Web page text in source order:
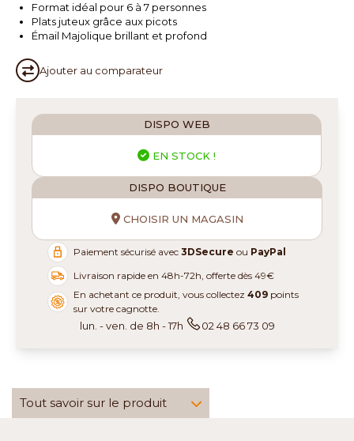
Format idéal pour 6 à 7 personnes
Plats juteux grâce aux picots
Émail Majolique brillant et profond
Ajouter au comparateur
DISPO WEB
EN STOCK !
DISPO BOUTIQUE
CHOISIR UN MAGASIN
Paiement sécurisé avec3DSecure ou PayPal
Livraison rapide en 48h-72h, offerte dès 49€
En achetant ce produit, vous collectez409 points
sur votre cagnotte.
lun. - ven. de 8h - 17h 02 48 66 73 09
Tout savoir sur le produit